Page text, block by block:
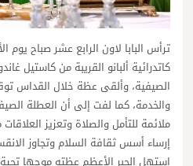
ترأس البابا لاون الرابع عشر صباح
كاتدرائية ألبانو القريبة من كاستيل
الصيفية، وألقى عظة خلال القداس
والخدمة، كما لفت إلى أن العطلة
ملائمة للتأمل والصلاة وتعزيز
إرساء أسس ثقافة السلام وتجاوز
استهل الحبر الأعظم عظته موجها